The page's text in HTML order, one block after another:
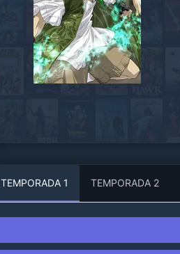
TEMPORADA 1 TEMPORADA 2